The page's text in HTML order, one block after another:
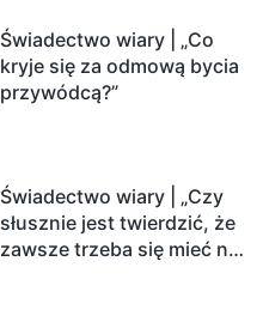
Świadectwo wiary | „Co
kryje się za odmową bycia
przywódcą?”
Świadectwo wiary | „Czy
słusznie jest twierdzić, że
zawsze trzeba się mieć na